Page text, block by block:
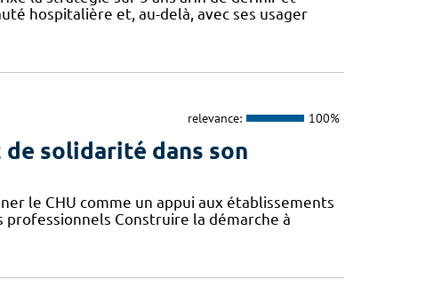
hospitalière et, au-delà, avec ses usager
relevance: 100%
de solidarité dans son
le CHU comme un appui aux établissements
Construire la démarche à